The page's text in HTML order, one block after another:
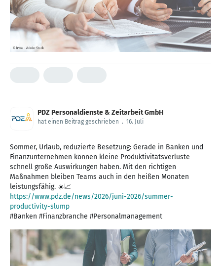
PDZ Personaldienste & Zeitarbeit GmbH
hat einen Beitrag geschrieben . 16. Juli
Sommer, Urlaub, reduzierte Besetzung: Gerade in Banken und
Finanzunternehmen können kleine Produktivitätsverluste
schnell große Auswirkungen haben. Mit den richtigen
Maßnahmen bleiben Teams auch in den heißen Monaten
https://www.pdz.de/news/2026/juni-2026/summer-
productivity-slump
#Banken #Finanzbranche #Personalmanagement